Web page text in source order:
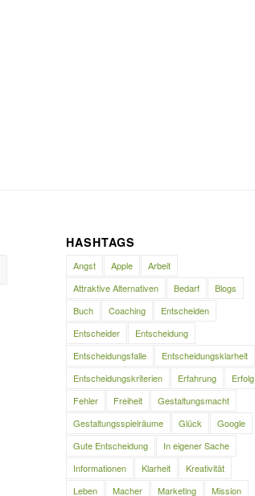
HASHTAGS
Angst Apple
Arbeit
Attraktive Alternativen
Bedarf
Blogs
Buch
Coaching
Entscheiden
Entscheider
Entscheidung
Entscheidungsfalle
Entscheidungsklarheit
Entscheidungskriterien
Erfahrung
Erfolg
Fehler
Freiheit
Gestaltungsmacht
Gestaltungsspielräume
Glück
Google
Gute Entscheidung
In eigener Sache
Informationen
Klarheit
Kreativität
Leben
Macher Marketing Mission